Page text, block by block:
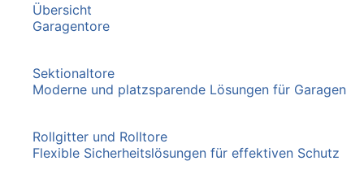
Übersicht
Garagentore
Sektionaltore
Moderne und platzsparende Lösungen für Garagen
Rollgitter und Rolltore
Flexible Sicherheitslösungen für effektiven Schutz